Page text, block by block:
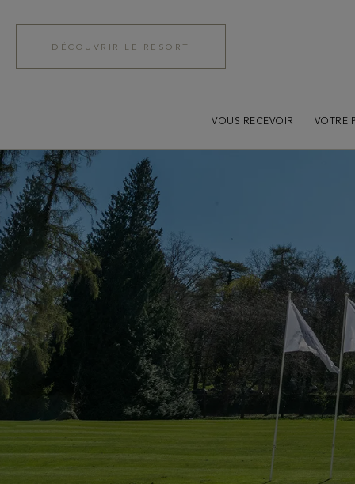
DÉCOUVRIR LE RESORT
VOUS RECEVOIR VOTRE